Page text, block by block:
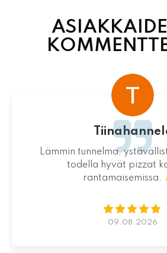
Lämmin tunnelma,
todella hyvät pizzat
rantamaisemissa.
09.08.2026